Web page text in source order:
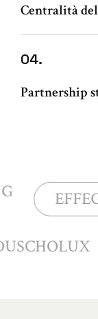
Centralità
04.
Partnership
FAP